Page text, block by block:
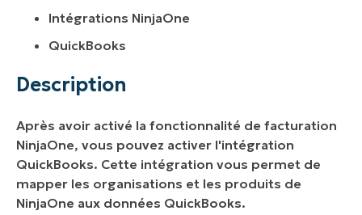
Intégrations NinjaOne
QuickBooks
Description
Après avoir activé la fonctionnalité de facturation
NinjaOne, vous pouvez activer l'intégration
QuickBooks. Cette intégration vous permet de
mapper les organisations et les produits de
NinjaOne aux données QuickBooks.